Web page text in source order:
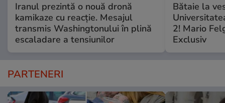
Iranul prezintă o nouă dronă
kamikaze cu reacție. Mesajul
transmis Washingtonului în plină
escaladare a tensiunilor
Bătaie la
2! Mario
Exclusiv
PARTENERI